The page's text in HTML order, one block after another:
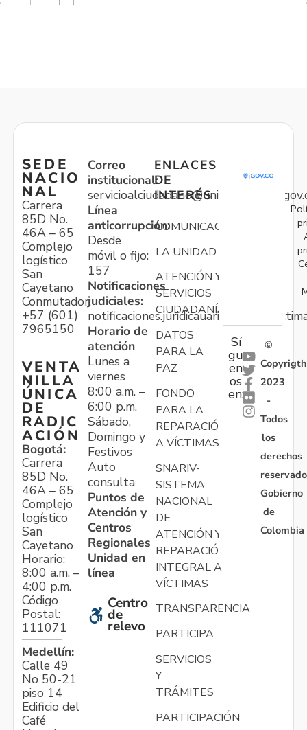
SEDE
NACIO
NAL
Carrera
85D No.
46A – 65
Complejo
logístico
San
Cayetano
Conmutador:
+57 (601)
7965150
VENTA
NILLA
ÚNICA
DE
RADIC
ACIÓN
Bogotá:
Carrera
85D No.
46A – 65
Complejo
logístico
San
Cayetano
Horario:
8:00 a.m. –
4:00 p.m.
Código
Postal:
111071
Medellín:
Calle 49
No 50-21
piso 14
Edificio del
Café
Correo
institucional:
Línea
anticorrupción:
Desde
móvil o fijo:
157
Notificaciones
judiciales:
Horario de
atención
Lunes a
viernes
8:00 a.m. –
6:00 p.m.
Sábado,
Domingo y
Festivos
Auto
consulta
Puntos de
Atención y
Centros
Regionales
Unidad en
línea
Centro
de
relevo
ENLACES
DE
INTERÉS
COMUNICACIONES
LA UNIDAD
ATENCIÓN Y
SERVICIOS
CIUDADANÍA
DATOS
PARA LA
PAZ
FONDO
PARA LA
REPARACIÓN
A VÍCTIMAS
SNARIV-
SISTEMA
NACIONAL
DE
ATENCIÓN Y
REPARACIÓN
INTEGRAL A
VÍCTIMAS
TRANSPARENCIA
PARTICIPA
SERVICIOS
Y
TRÁMITES
PARTICIPACIÓN
Sí
gu
en
os
en:
©
Copyrigth
2023
-
Todos
los
derechos
Gobierno
de
Colombia